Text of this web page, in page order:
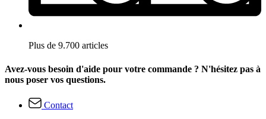
Plus de 9.700 articles
Avez-vous besoin d'aide pour votre commande ? N'hésitez pas à
nous poser vos questions.
Contact